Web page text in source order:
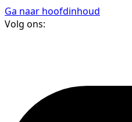
Ga naar hoofdinhoud
Volg ons: